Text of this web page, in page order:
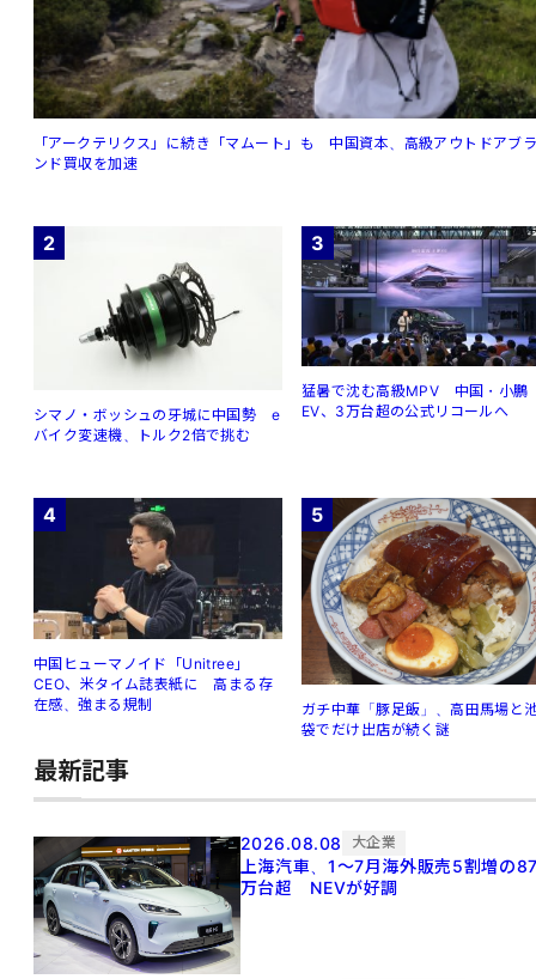
「アークテリクス」に続き「マムート」も 中国資本、高級アウトドアブ
ンド買収を加速
2
シマノ・ボッシュの牙城に中国勢 e
バイク変速機、トルク2倍で挑む
3
猛暑で沈む高級MPV 中国・小鵬
EV、3万台超の公式リコールへ
4
中国ヒューマノイド「Unitree」
CEO、米タイム誌表紙に 高まる存
在感、強まる規制
5
ガチ中華「豚足飯」、高田馬場と
袋でだけ出店が続く謎
最新記事
2026.08.08 大企業
上海汽車、1～7月海外販売5割増の
万台超 NEVが好調